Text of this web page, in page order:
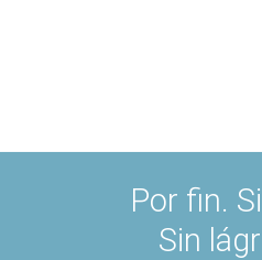
Por fin.
Sin